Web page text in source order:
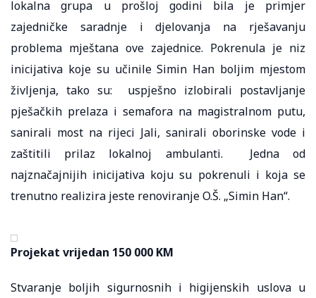
lokalna grupa u prošloj godini bila je primjer
zajedničke saradnje i djelovanja na rješavanju
problema mještana ove zajednice. Pokrenula je niz
inicijativa koje su učinile Simin Han boljim mjestom
življenja, tako su: uspješno izlobirali postavljanje
pješačkih prelaza i semafora na magistralnom putu,
sanirali most na rijeci Jali, sanirali oborinske vode i
zaštitili prilaz lokalnoj ambulanti. Jedna od
najznačajnijih inicijativa koju su pokrenuli i koja se
trenutno realizira jeste renoviranje O.Š. „Simin Han“.
Projekat vrijedan 150 000 KM
Stvaranje boljih sigurnosnih i higijenskih uslova u